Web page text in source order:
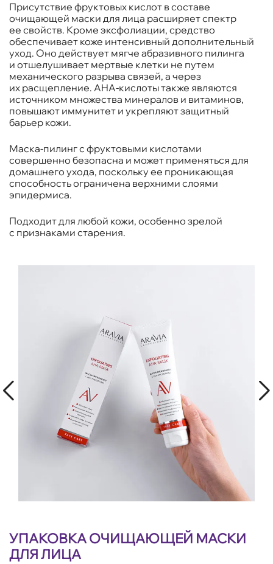
Присутствие фруктовых кислот в составе
очищающей маски для лица расширяет спектр
ее свойств. Кроме эксфолиации, средство
обеспечивает коже интенсивный дополнительный
уход. Оно действует мягче абразивного пилинга
и отшелушивает мертвые клетки не путем
механического разрыва связей, а через
их расщепление. AHA-кислоты также являются
источником множества минералов и витаминов,
повышают иммунитет и укрепляют защитный
барьер кожи.
Маска-пилинг с фруктовыми кислотами
совершенно безопасна и может применяться для
домашнего ухода, поскольку ее проникающая
способность ограничена верхними слоями
эпидермиса.
Подходит для любой кожи, особенно зрелой
с признаками старения.
УПАКОВКА ОЧИЩАЮЩЕЙ МАСКИ
ДЛЯ ЛИЦА